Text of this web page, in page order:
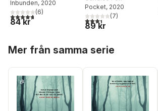
Inbunden, 2020
4,7utav 5 stjärnor. Totalt antal röster:
(6)
84 kr
Pocket, 2020
3,4utav 5 stjärnor. Totalt
(7)
89 kr
Mer från samma serie